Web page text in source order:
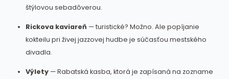
štýlovou sebadôverou.
Rickova kaviareň — turistické? Možno. Ale popíjanie
kokteilu pri živej jazzovej hudbe je súčasťou mestského
divadla.
Výlety — Rabatská kasba, ktorá je zapísaná na zozname